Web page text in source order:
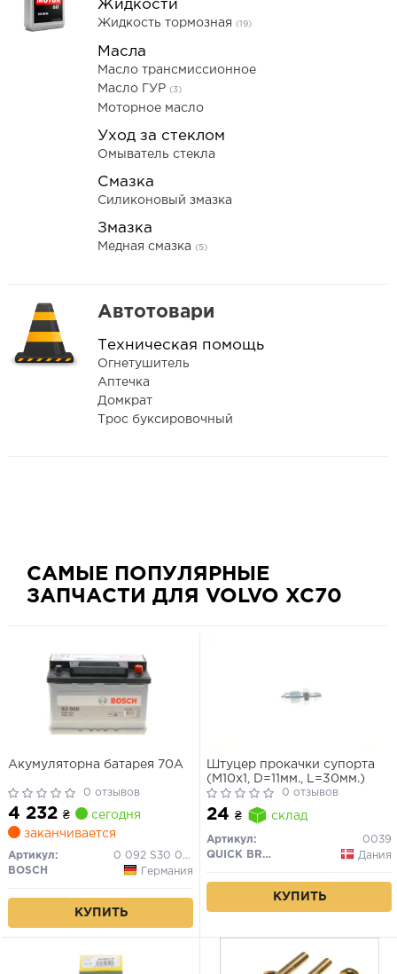
Жидкости
Жидкость тормозная (19)
Масла
Масло трансмиссионное
Масло ГУР (3)
Моторное масло
Уход за стеклом
Омыватель стекла
Смазка
Силиконовый змазка
Змазка
Медная смазка (5)
Автотовари
Техническая помощь
Огнетушитель
Аптечка
Домкрат
Трос буксировочный
САМЫЕ ПОПУЛЯРНЫЕ
ЗАПЧАСТИ ДЛЯ VOLVO XC70
Акумуляторна батарея 70А
0 отзывов
4 232 ₴
сегодня
заканчивается
Артикул:
0 092 S30 080
BOSCH
Германия
КУПИТЬ
Штуцер прокачки супорта
(M10x1, D=11мм., L=30мм.)
0 отзывов
24 ₴ склад
Артикул:
0039
QUICK BRAKE
Дания
КУПИТЬ